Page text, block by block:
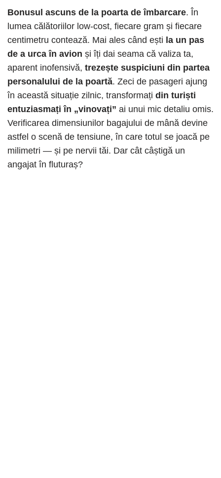
Bonusul ascuns de la poarta de îmbarcare. În
lumea călătoriilor low-cost, fiecare gram și fiecare
centimetru contează. Mai ales când ești la un pas
de a urca în avion și îți dai seama că valiza ta,
aparent inofensivă, trezește suspiciuni din partea
personalului de la poartă. Zeci de pasageri ajung
în această situație zilnic, transformați din turiști
entuziasmați în „vinovați” ai unui mic detaliu omis.
Verificarea dimensiunilor bagajului de mână devine
astfel o scenă de tensiune, în care totul se joacă pe
milimetri — și pe nervii tăi. Dar cât câștigă un
angajat în fluturaș?